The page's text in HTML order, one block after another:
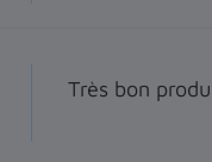
Très bon